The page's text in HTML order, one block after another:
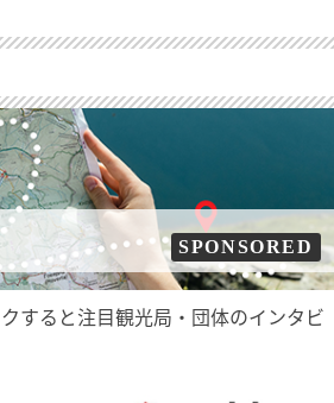
SPONSORED
すると注目観光局・団体のインタビ